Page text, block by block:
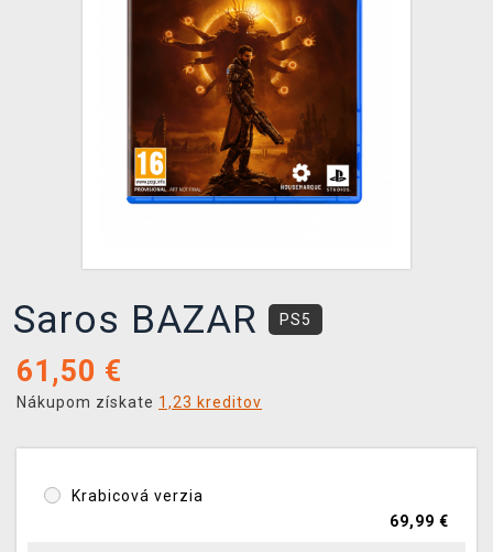
Saros BAZAR PS5
61,50 €
Nákupom získate 1,23 kreditov
Krabicová verzia
69,99 €